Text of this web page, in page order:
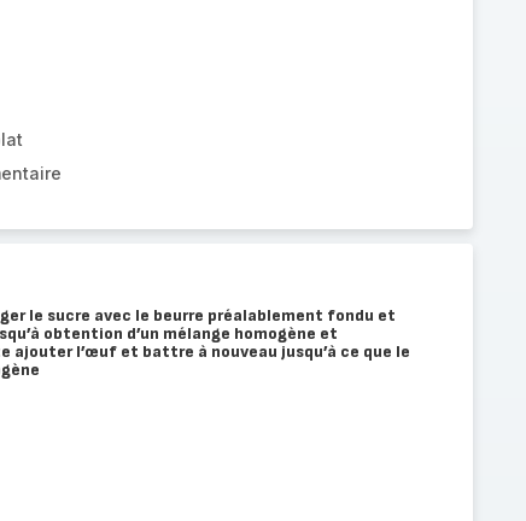
le sucre avec le beurre préalablement fondu et
obtention d’un mélange homogène et
ajouter l’œuf et battre à nouveau jusqu’à ce que le